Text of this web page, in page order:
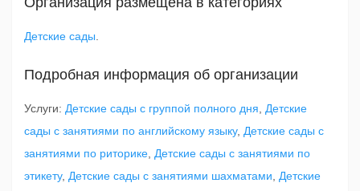
Детские сады
Подробная информация об организации
Услуги: Детские сады с группой полного дня
Детские
сады с занятиями по английскому языку, Детские сады с
занятиями по риторике Детские сады с занятиями по
этикету, Детские сады с занятиями шахматами
Детские